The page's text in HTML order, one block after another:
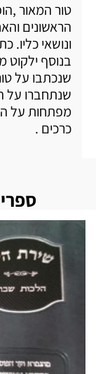
טור המאור
הראשונים
ונושאי כליו.
שנתחברו על
כרכים .